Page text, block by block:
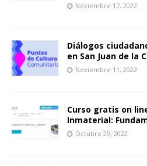
Noviembre 17, 2022
Diálogos
en San Juan de la
Noviembre 11, 2022
Curso gratis on
Inmaterial:
Octubre 29, 2022